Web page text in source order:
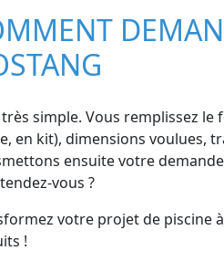
très simple. Vous remplissez
en kit), dimensions voulues,
ensuite votre
vous ?
votre projet de piscine
!